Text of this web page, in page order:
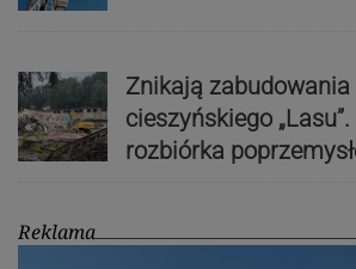
Znikają zabudowania
cieszyńskiego „Lasu”.
rozbiórka
Reklama